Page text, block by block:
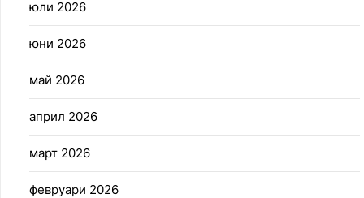
юли 2026
юни 2026
май 2026
април 2026
март 2026
февруари 2026